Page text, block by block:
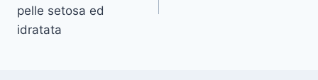
pelle setosa ed
idratata